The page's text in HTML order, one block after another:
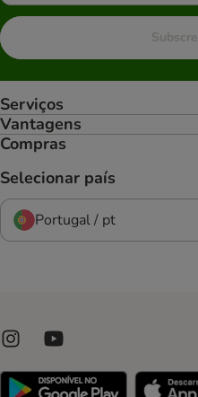
Serviços
Vantagens
Compras
Selecionar país
Portugal / pt